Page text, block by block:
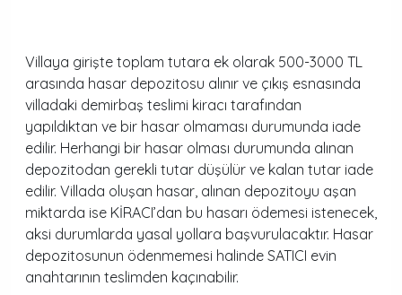
Villaya girişte toplam tutara ek olarak 500-3000 TL
arasında hasar depozitosu alınır ve çıkış esnasında
villadaki demirbaş teslimi kiracı tarafından
yapıldıktan ve bir hasar olmaması durumunda iade
edilir. Herhangi bir hasar olması durumunda alınan
depozitodan gerekli tutar düşülür ve kalan tutar iade
edilir. Villada oluşan hasar, alınan depozitoyu aşan
miktarda ise KİRACI’dan bu hasarı ödemesi istenecek,
aksi durumlarda yasal yollara başvurulacaktır. Hasar
depozitosunun ödenmemesi halinde SATICI evin
anahtarının teslimden kaçınabilir.